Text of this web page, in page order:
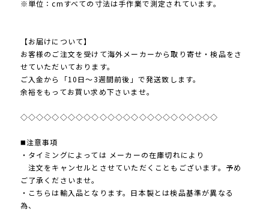
※単位：cmすべての寸法は手作業で測定されています。
【お届けについて】
お客様のご注文を受けて海外メーカーから取り寄せ・検品をさ
せていただいております。
ご入金から「10日～3週間前後」で発送致します。
余裕をもってお買い求め下さいませ。
◇◇◇◇◇◇◇◇◇◇◇◇◇◇◇◇◇◇◇◇◇◇◇◇◇
◼️注意事項
・タイミングによっては メーカーの在庫切れにより
注文をキャンセルとさせていただくこともございます。予め
ご了承くださいませ。
・こちらは輸入品となります。日本製とは検品基準が異なる
為、